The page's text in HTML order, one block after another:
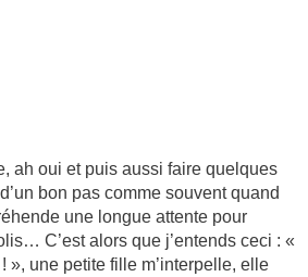
ah oui et puis aussi faire quelques
bon pas comme souvent quand
une longue attente pour
C’est alors que j’entends ceci : «
! », une petite fille m’interpelle, elle